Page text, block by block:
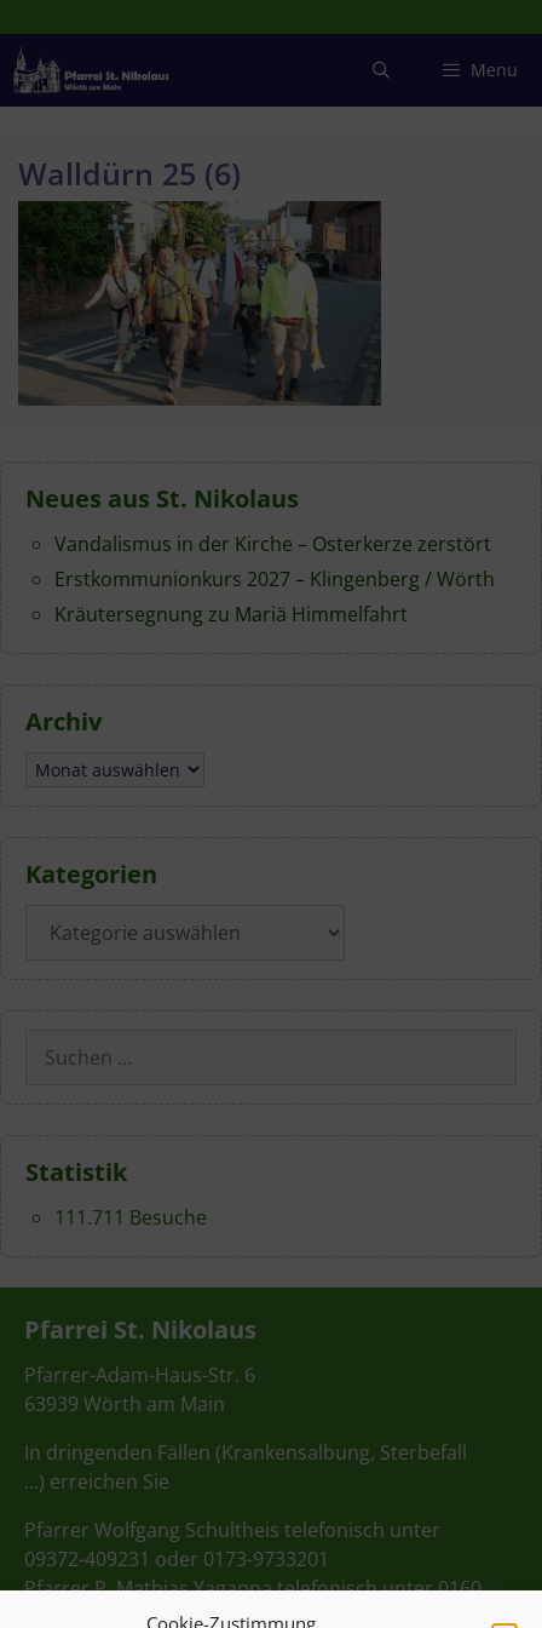
Cookie-Zustimmung
Inhalt
springen
Menu
Walldürn 25 (6)
Neues aus St. Nikolaus
Vandalismus in der Kirche – Osterkerze zerstört
Erstkommunionkurs 2027 – Klingenberg / Wörth
Kräutersegnung zu Mariä Himmelfahrt
Archiv
Archiv
Kategorien
Suchen
nach:
Statistik
111.711 Besuche
Pfarrei St. Nikolaus
Pfarrer-Adam-Haus-Str. 6
63939 Wörth am Main
In dringenden Fällen (Krankensalbung, Sterbefall
…) erreichen Sie
Pfarrer Wolfgang Schultheis telefonisch unter
09372-409231 oder 0173-9733201
Pfarrer P. Mathias Yagappa telefonisch unter 0160